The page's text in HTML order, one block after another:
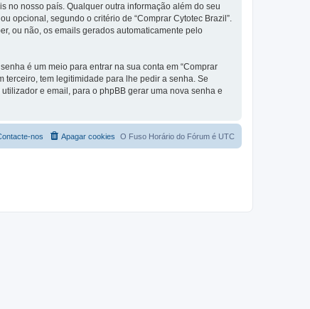
no nosso país. Qualquer outra informação além do seu
opcional, segundo o critério de “Comprar Cytotec Brazil”.
ou não, os emails gerados automaticamente pelo
é um meio para entrar na sua conta em “Comprar
terceiro, tem legitimidade para lhe pedir a senha. Se
e email, para o phpBB gerar uma nova senha e
O Fuso Horário do Fórum é UTC
Apagar cookies
nos